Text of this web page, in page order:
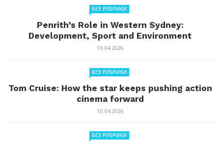
БЕЗ РУБРИКИ
Penrith’s Role in Western Sydney:
Development, Sport and Environment
10.04.2026
БЕЗ РУБРИКИ
Tom Cruise: How the star keeps pushing action
cinema forward
10.04.2026
БЕЗ РУБРИКИ